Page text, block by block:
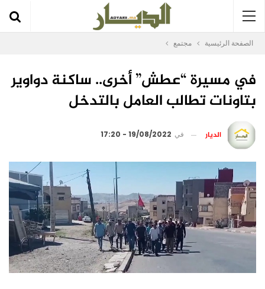
الصفحة الرئيسية مجتمع
في مسيرة “عطش” أخرى.. ساكنة دواوير
بتاونات تطالب العامل بالتدخل
الديار في 19/08/2022 - 17:20